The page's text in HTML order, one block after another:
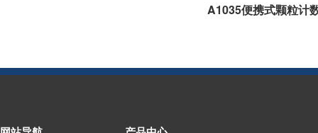
A1035便携式颗粒计